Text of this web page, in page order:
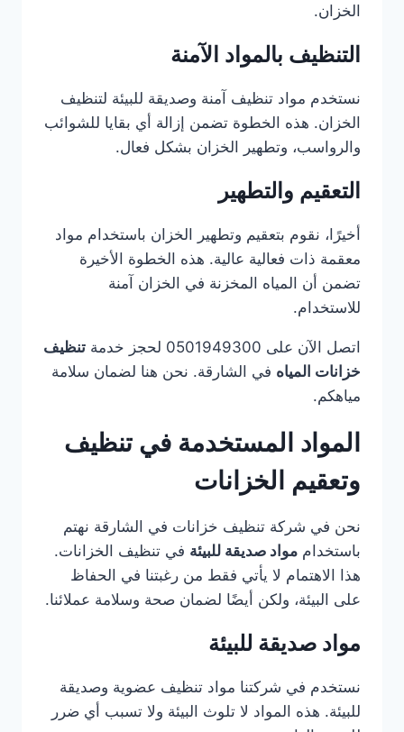
الخزان.
التنظيف بالمواد الآمنة
نستخدم مواد تنظيف آمنة وصديقة للبيئة لتنظيف
الخزان. هذه الخطوة تضمن إزالة أي بقايا للشوائب
والرواسب، وتطهير الخزان بشكل فعال.
التعقيم والتطهير
أخيرًا، نقوم بتعقيم وتطهير الخزان باستخدام مواد
معقمة ذات فعالية عالية. هذه الخطوة الأخيرة
تضمن أن المياه المخزنة في الخزان آمنة
للاستخدام.
اتصل الآن على 0501949300 لحجز خدمة
تنظيف
خزانات المياه في الشارقة. نحن هنا لضمان سلامة
مياهكم.
المواد المستخدمة في تنظيف
وتعقيم الخزانات
نحن في شركة تنظيف خزانات في الشارقة نهتم
باستخدام مواد صديقة للبيئة في تنظيف الخزانات.
هذا الاهتمام لا يأتي فقط من رغبتنا في الحفاظ
على البيئة، ولكن أيضًا لضمان صحة وسلامة عملائنا.
مواد صديقة للبيئة
نستخدم في شركتنا مواد تنظيف عضوية وصديقة
للبيئة. هذه المواد لا تلوث البيئة ولا تسبب أي ضرر